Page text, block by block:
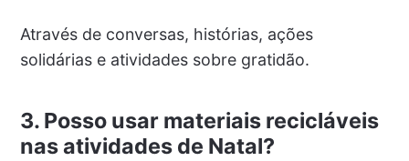
Através de conversas, histórias, ações
solidárias e atividades sobre gratidão.
3. Posso usar materiais recicláveis
nas atividades de Natal?